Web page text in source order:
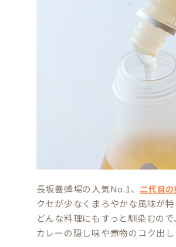
長坂養蜂場の人気No.1、 二代目
クセが少なくまろやかな風味が特
どんな料理にもすっと馴染むの
カレーの隠し味や煮物のコク出